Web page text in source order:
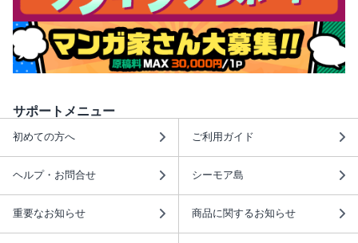
サポートメニュー
初めての方へ ご利用ガイド
ヘルプ・お問合せ シーモア島
重要なお知らせ 商品に関するお知らせ